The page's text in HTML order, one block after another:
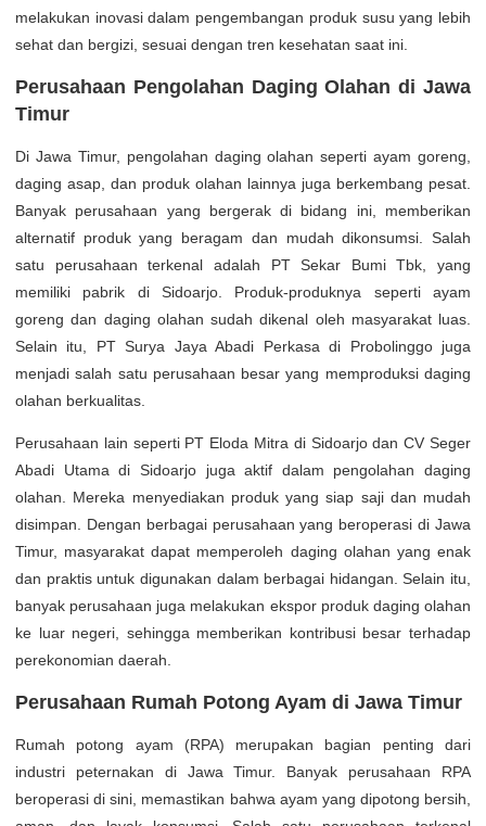
melakukan inovasi dalam pengembangan produk susu yang lebih
sehat dan bergizi, sesuai dengan tren kesehatan saat ini.
Perusahaan Pengolahan Daging Olahan di Jawa
Timur
Di Jawa Timur, pengolahan daging olahan seperti ayam goreng,
daging asap, dan produk olahan lainnya juga berkembang pesat.
Banyak perusahaan yang bergerak di bidang ini, memberikan
alternatif produk yang beragam dan mudah dikonsumsi. Salah
satu perusahaan terkenal adalah PT Sekar Bumi Tbk, yang
memiliki pabrik di Sidoarjo. Produk-produknya seperti ayam
goreng dan daging olahan sudah dikenal oleh masyarakat luas.
Selain itu, PT Surya Jaya Abadi Perkasa di Probolinggo juga
menjadi salah satu perusahaan besar yang memproduksi daging
olahan berkualitas.
Perusahaan lain seperti PT Eloda Mitra di Sidoarjo dan CV Seger
Abadi Utama di Sidoarjo juga aktif dalam pengolahan daging
olahan. Mereka menyediakan produk yang siap saji dan mudah
disimpan. Dengan berbagai perusahaan yang beroperasi di Jawa
Timur, masyarakat dapat memperoleh daging olahan yang enak
dan praktis untuk digunakan dalam berbagai hidangan. Selain itu,
banyak perusahaan juga melakukan ekspor produk daging olahan
ke luar negeri, sehingga memberikan kontribusi besar terhadap
perekonomian daerah.
Perusahaan Rumah Potong Ayam di Jawa Timur
Rumah potong ayam (RPA) merupakan bagian penting dari
industri peternakan di Jawa Timur. Banyak perusahaan RPA
beroperasi di sini, memastikan bahwa ayam yang dipotong bersih,